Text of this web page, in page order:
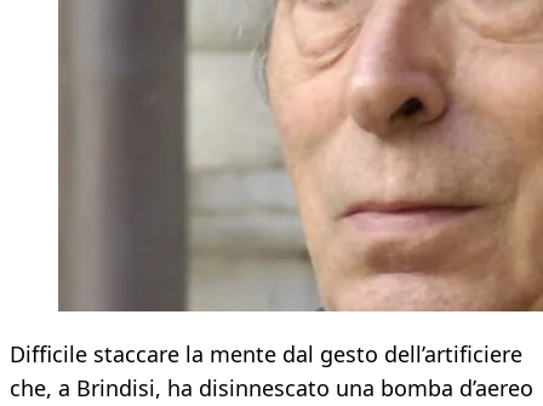
Difficile staccare la mente dal gesto dell’artificiere
che, a Brindisi, ha disinnescato una bomba d’aereo